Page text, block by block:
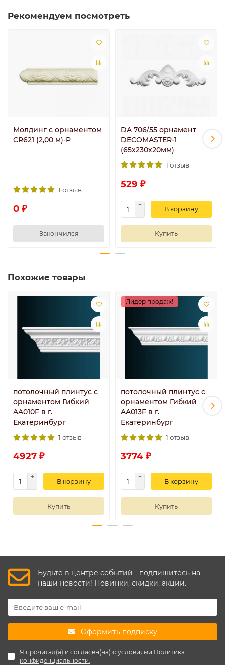
Рекомендуем посмотреть
Молдинг с орнаментом
CR621 (2,00 м)-P
1 отзыв
0 ₽
Закончился
DA 706/55 орнамент
DECOMASTER-1
(65х230х20мм)
1 отзыв
529 ₽
В корзину
Купить
Похожие товары
потолочный плинтус с
орнаментом Гибкий
AA010F в г.
Екатеринбург
1 отзыв
4927 ₽
В корзину
Купить
Лидер продаж!
потолочный плинтус с
орнаментом Гибкий
AA013F в г.
Екатеринбург
1 отзыв
3774 ₽
В корзину
Купить
Будьте в центре событий - подпишитесь на
наши новости! Новинки, скидки, акции.
Оформить подписку
Я прочитал(а) и согласен(на) с условиями Политика
конфиденциальности.